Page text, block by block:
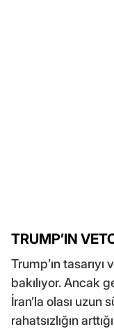
TRUMP’IN
Trump’ın
bakılıyor. Ancak
İran’la olası uzun
rahatsızlığın